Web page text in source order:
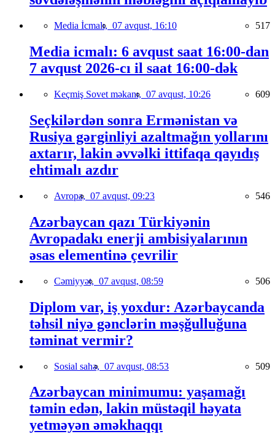
Media İcmalı, 07 avqust, 16:10 517
Media icmalı: 6 avqust saat 16:00-dan
7 avqust 2026-cı il saat 16:00-dək
Keçmiş Sovet məkanı, 07 avqust, 10:26 609
Seçkilərdən sonra Ermənistan və
Rusiya gərginliyi azaltmağın yollarını
axtarır, lakin əvvəlki ittifaqa qayıdış
ehtimalı azdır
Avropa, 07 avqust, 09:23 546
Azərbaycan qazı Türkiyənin
Avropadakı enerji ambisiyalarının
əsas elementinə çevrilir
Cəmiyyət, 07 avqust, 08:59 506
Diplom var, iş yoxdur: Azərbaycanda
təhsil niyə gənclərin məşğulluğuna
təminat vermir?
Sosial sahə, 07 avqust, 08:53 509
Azərbaycan minimumu: yaşamağı
təmin edən, lakin müstəqil həyata
yetməyən əməkhaqqı